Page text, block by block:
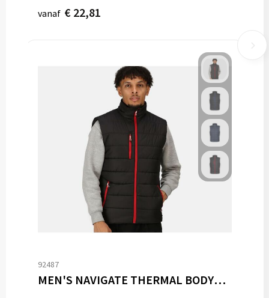
vanaf € 22,81
92487
MEN'S NAVIGATE THERMAL BODYWARMER